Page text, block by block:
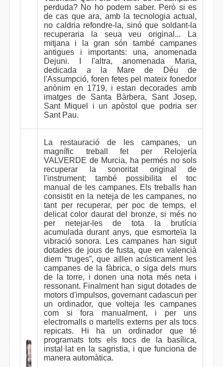
perduda? No ho podem saber. Però si es
de cas que ara, amb la tecnologia actual,
no caldria refondre-la, sinó que soldant-la
recuperaria la seua veu original... La
mitjana i la gran són també campanes
antigues i importants: una, anomenada
Dejuni. I l'altra, anomenada Maria,
dedicada a la Mare de Déu de
l'Assumpció, foren fetes pel mateix fonedor
anònim en 1719, i estan decorades amb
imatges de Santa Bàrbera, Sant Josep,
Sant Miquel i un apòstol que podria ser
Sant Pau.
La restauració de les campanes, un
magnífic treball fet per Relojería
VALVERDE de Murcia, ha permés no sols
recuperar la sonoritat original de
l'instrument; també possibilita el toc
manual de les campanes. Els treballs han
consistit en la neteja de les campanes, no
tant per recuperar, per poc de temps, el
delicat color daurat del bronze, si més no
per netejar-les de tota la brutícia
acumulada durant anys, que esmorteïa la
vibració sonora. Les campanes han sigut
dotades de jous de fusta, que en valencià
diem “truges”, que aïllen acústicament les
campanes de la fàbrica, o siga dels murs
de la torre, i donen una nota més neta i
ressonant. Finalment han sigut dotades de
motors d'impulsos, governant cadascun per
un ordinador, que volteja les campanes
com si fora manualment, i per uns
electromalls o martells externs per als tocs
repicats. Hi ha un ordinador que té
programats tots els tocs de la basílica,
instal·lat en la sagristia, i que funciona de
manera automàtica.